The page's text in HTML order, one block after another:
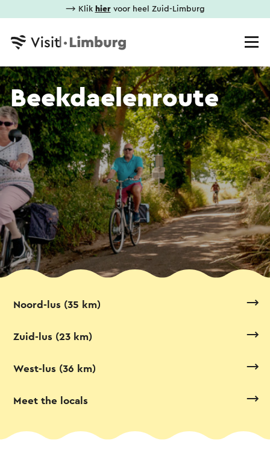
⟶ Klik hiervoor heel Zuid-Limburg
Noord-lus (35 km)
Zuid-lus (23 km)
West-lus (36 km)
Meet the locals
Beekdaelenroute